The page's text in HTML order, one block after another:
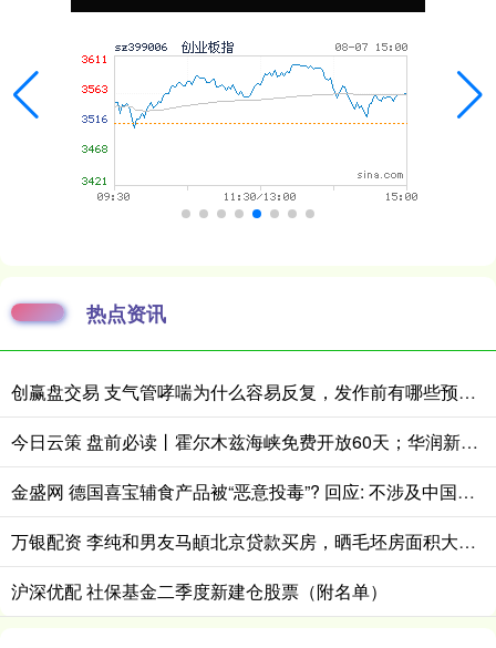
热点资讯
创赢盘交易 支气管哮喘为什么容易反复，发作前有哪些预警表现
今日云策 盘前必读丨霍尔木兹海峡免费开放60天；华润新能源中签号出炉
金盛网 德国喜宝辅食产品被“恶意投毒”? 回应: 不涉及中国市场
万银配资 李纯和男友马頔北京贷款买房，晒毛坯房面积大，似买了两套房打通_新房_网友_恋情
沪深优配 社保基金二季度新建仓股票（附名单）